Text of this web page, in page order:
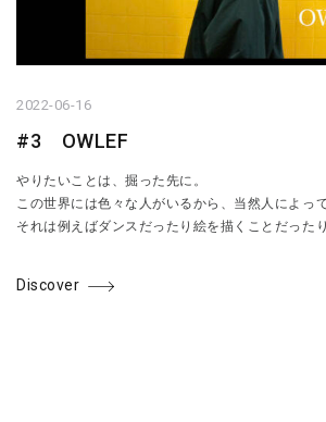
2022-06-16
#3 OWLEF
やりたいことは、掘った先に。
この世界には色々な人がいるから、当然人によっ
それは例えばダンスだったり絵を描くことだった
Discover